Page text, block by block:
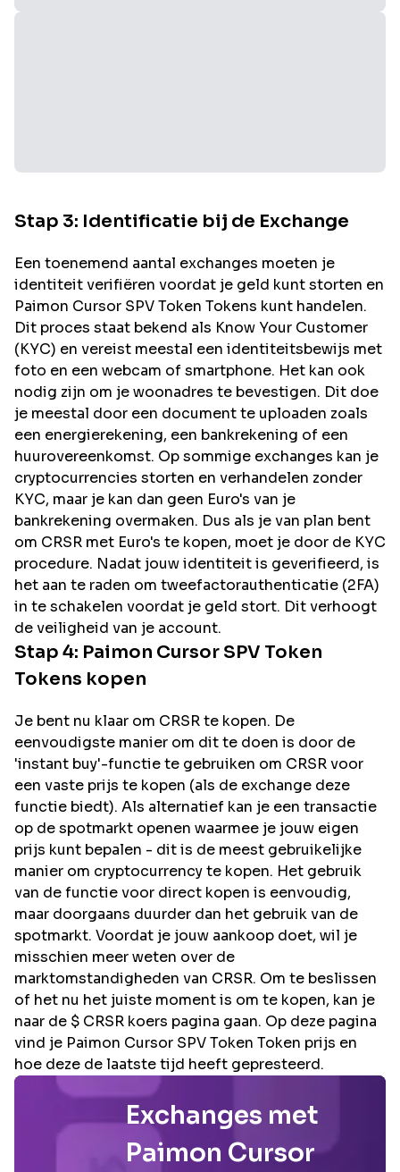
Stap 3: Identificatie bij de Exchange
Een toenemend aantal exchanges moeten je
identiteit verifiëren voordat je geld kunt storten en
Paimon Cursor SPV Token Tokens kunt handelen.
Dit proces staat bekend als Know Your Customer
(KYC) en vereist meestal een identiteitsbewijs met
foto en een webcam of smartphone. Het kan ook
nodig zijn om je woonadres te bevestigen. Dit doe
je meestal door een document te uploaden zoals
een energierekening, een bankrekening of een
huurovereenkomst. Op sommige exchanges kan je
cryptocurrencies storten en verhandelen zonder
KYC, maar je kan dan geen Euro's van je
bankrekening overmaken. Dus als je van plan bent
om CRSR met Euro's te kopen, moet je door de KYC
procedure. Nadat jouw identiteit is geverifieerd, is
het aan te raden om tweefactorauthenticatie (2FA)
in te schakelen voordat je geld stort. Dit verhoogt
de veiligheid van je account.
Stap 4: Paimon Cursor SPV Token
Tokens kopen
Je bent nu klaar om CRSR te kopen. De
eenvoudigste manier om dit te doen is door de
'instant buy'-functie te gebruiken om CRSR voor
een vaste prijs te kopen (als de exchange deze
functie biedt). Als alternatief kan je een transactie
op de spotmarkt openen waarmee je jouw eigen
prijs kunt bepalen - dit is de meest gebruikelijke
manier om cryptocurrency te kopen. Het gebruik
van de functie voor direct kopen is eenvoudig,
maar doorgaans duurder dan het gebruik van de
spotmarkt. Voordat je jouw aankoop doet, wil je
misschien meer weten over de
marktomstandigheden van CRSR. Om te beslissen
of het nu het juiste moment is om te kopen, kan je
naar de $ CRSR koers pagina gaan. Op deze pagina
vind je Paimon Cursor SPV Token Token prijs en
hoe deze de laatste tijd heeft gepresteerd.
Exchanges met
Paimon Cursor